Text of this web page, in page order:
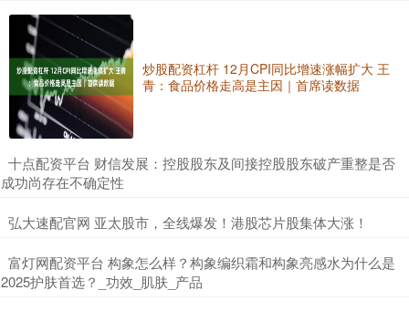
炒股配资杠杆 12月CPI同比增速涨幅扩大 王
青：食品价格走高是主因｜首席读数据
​十点配资平台 财信发展：控股股东及间接控股股东破产重整是否
成功尚存在不确定性
​弘大速配官网 亚太股市，全线爆发！港股芯片股集体大涨！
​富灯网配资平台 构象怎么样？构象编织霜和构象亮感水为什么是
2025护肤首选？_功效_肌肤_产品